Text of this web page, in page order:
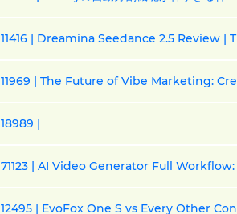
11416 | Dreamina Seedance 2.5 Review
11969 | The Future of Vibe Marketing:
18989 |
71123 | AI Video Generator Full
12495 | EvoFox One S vs Every Other